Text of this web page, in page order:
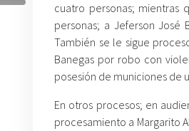
cuatro personas; mientras
personas; a Jeferson
También se le sigue
Banegas por robo con
posesión de municiones de
En otros procesos; en
procesamiento a Margarito